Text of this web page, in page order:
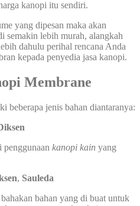
kanopi itu sendiri.
yang dipesan maka akan
semakin lebih murah, alangkah
dahulu perihal rencana Anda
kepada penyedia jasa kanopi.
Membrane
beberapa jenis bahan diantaranya:
penggunaan kanopi kain yang
, Sauleda
bahan yang di buat untuk